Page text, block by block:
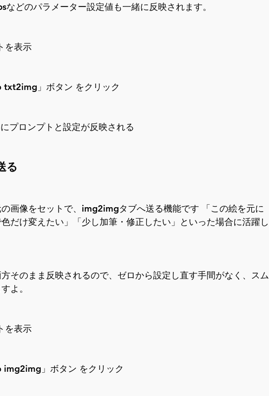
などのパラメーター設定値も一緒に反映されます。
を表示
txt2img」ボタン をクリック
プロンプトと設定が反映される
る
画像をセットで、img2imgタブへ送る機能です 「この絵を元に
だけ変えたい」「少し加筆・修正したい」といった場合に活躍し
そのまま反映されるので、ゼロから設定し直す手間がなく、スム
よ。
を表示
img2img」ボタン をクリック